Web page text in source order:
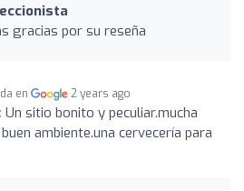
gracias por su reseña
en 2 years ago
Un sitio bonito y peculiar.mucha
ambiente.una cervecería para